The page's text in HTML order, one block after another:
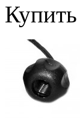
Купить